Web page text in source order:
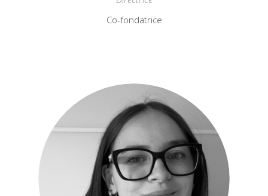
Co-fondatrice